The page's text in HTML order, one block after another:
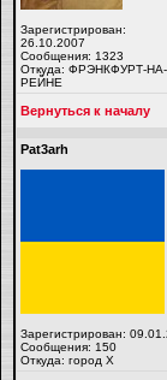
Зарегистрирован:
26.10.2007
Сообщения: 1323
Откуда: ФРЭНКФУРТ-НА-
РЕЙНЕ
Вернуться к началу
Pat3arh
Зарегистрирован:
Сообщения: 150
Откуда: город Х